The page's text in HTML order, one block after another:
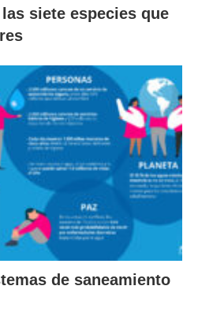
siete especies que
de saneamiento